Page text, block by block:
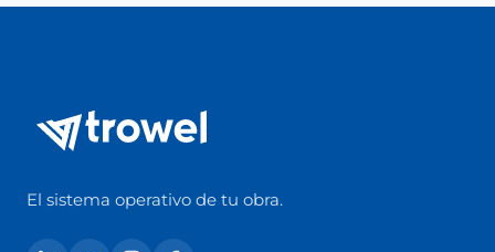
El sistema operativo de tu obra.